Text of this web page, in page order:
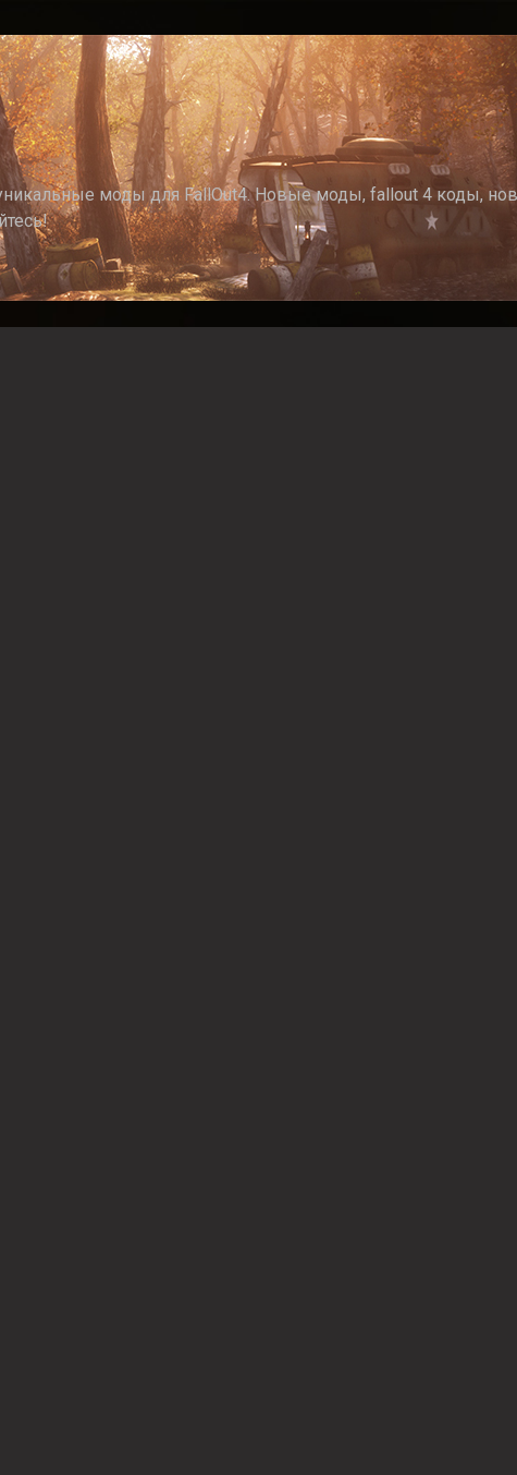
моды для FallOut4. Новые моды, fallout 4 коды,